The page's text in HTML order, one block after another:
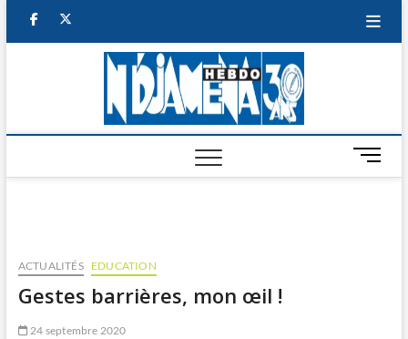
facebook
HEBDO
M
e
ACTUALITÉS EDUCATION
Gestes barrières, mon œil !
24 septembre 2020